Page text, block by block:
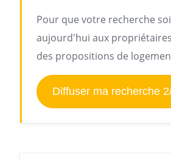
Pour que votre recherche
aujourd'hui aux
des propositions de
Diffuser ma recherche